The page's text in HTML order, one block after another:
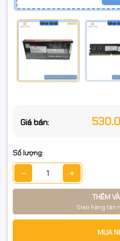
Giá bán:
Số lượng:
THÊM
Giao hàng tận
MUA
Chuẩn RAM: DDR3 (PC/Desktop)
Dung lượng: 8GB
Bus: 1600MHz
Loại: RAM cho PC để bàn
PC cũ muốn tăng RAM để mở
🔧 Lưu ý khi lắp đặt
Chỉ dùng cho mainboard hỗ trợ
không dùng cho laptop).
Nên dùng chung với RAM có